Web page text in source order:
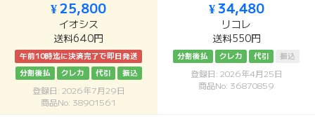
¥ 25,800
イオシス
送料640円
午前10時迄に決済完了で即日発送
分割後払
クレカ 代引 振込
登録日: 2026年7月29日
商品No: 38901561
¥ 34,480
リコレ
送料550円
分割後払 クレカ 代引 振込
登録日: 2026年4月25日
商品No: 36870859